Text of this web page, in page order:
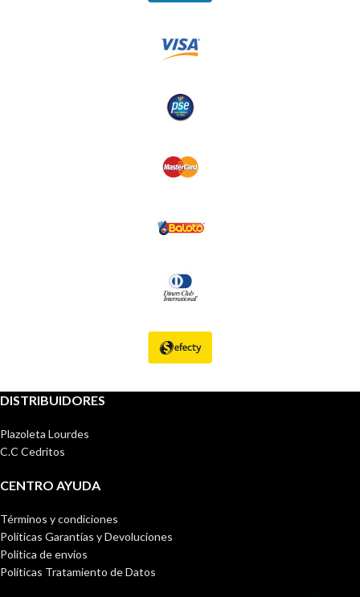
DISTRIBUIDORES
Plazoleta Lourdes
C.C Cedritos
CENTRO AYUDA
Términos y condiciones
Políticas Garantías y Devoluciones
Política de envíos
Políticas Tratamiento de Datos